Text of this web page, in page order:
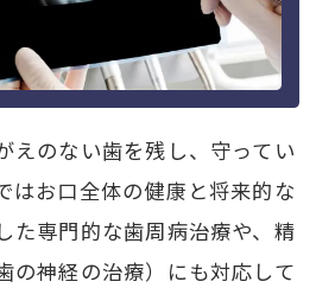
えのない歯を残し、守ってい
はお口全体の健康と将来的な
た専門的な歯周病治療や、精
の神経の治療）にも対応して